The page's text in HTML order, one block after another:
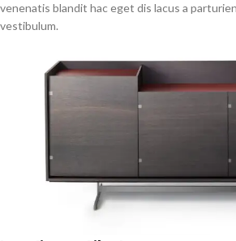
venenatis blandit hac eget dis lacus a
vestibulum.